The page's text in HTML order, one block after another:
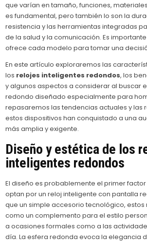
que varían en tamaño, funciones,
es fundamental, pero también lo son la
resistencia y las herramientas integradas
de la salud y la comunicación. Es
ofrece cada modelo para tomar una
En este artículo exploraremos las
los relojes inteligentes redondos, los
y algunos aspectos a considerar al buscar
redondo diseñado especialmente para
repasaremos las tendencias actuales y las
estos dispositivos han conquistado a una
más amplia y exigente.
Diseño y estética de los
inteligentes redondos
El diseño es probablemente el primer
optan por un reloj inteligente con pantalla
que un simple accesorio tecnológico, estos
como un complemento para el estilo
a ocasiones formales como a las
día. La esfera redonda evoca la elegancia